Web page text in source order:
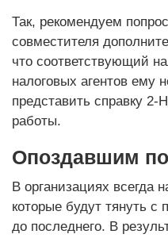
Так, рекомендуем
совместителя
что соответствующий
налоговых агентов ему
представить справку
работы.
Опоздавшим
В организациях всегда
которые будут тянуть с
до последнего. В